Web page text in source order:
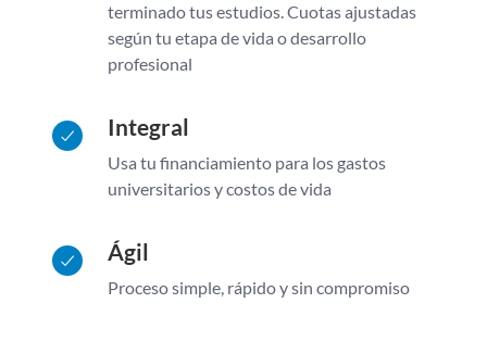
terminado tus estudios. Cuotas ajustadas
según tu etapa de vida o desarrollo
profesional
Integral
Usa tu financiamiento para los gastos
universitarios y costos de vida
Ágil
Proceso simple, rápido y sin compromiso